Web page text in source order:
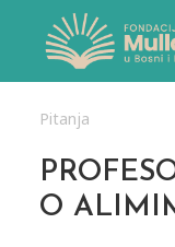
Pitanja
O